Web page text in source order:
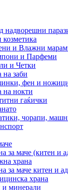
надворешни
и Влажни
и Парфеми
и Четки
на заби
фен и
на нокти
гаќички
чорапи,
за маче (китен и
храна
за маче китен и
храна
минерали